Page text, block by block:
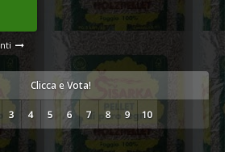
Clicca e Vota!